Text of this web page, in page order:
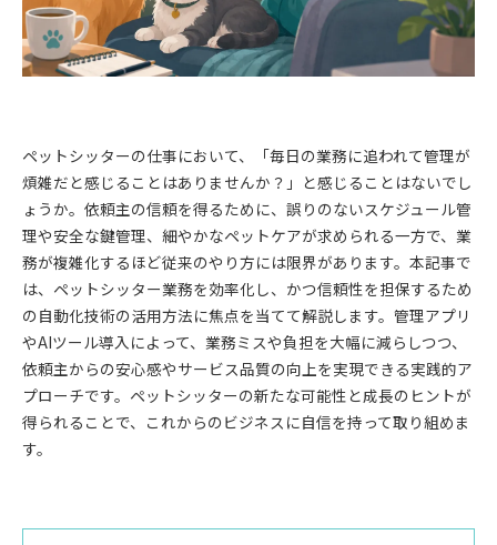
ペットシッターの仕事において、「毎日の業務に追われて管理が
煩雑だと感じることはありませんか？」と感じることはないでし
ょうか。依頼主の信頼を得るために、誤りのないスケジュール管
理や安全な鍵管理、細やかなペットケアが求められる一方で、業
務が複雑化するほど従来のやり方には限界があります。本記事で
は、ペットシッター業務を効率化し、かつ信頼性を担保するため
の自動化技術の活用方法に焦点を当てて解説します。管理アプリ
やAIツール導入によって、業務ミスや負担を大幅に減らしつつ、
依頼主からの安心感やサービス品質の向上を実現できる実践的ア
プローチです。ペットシッターの新たな可能性と成長のヒントが
得られることで、これからのビジネスに自信を持って取り組めま
す。